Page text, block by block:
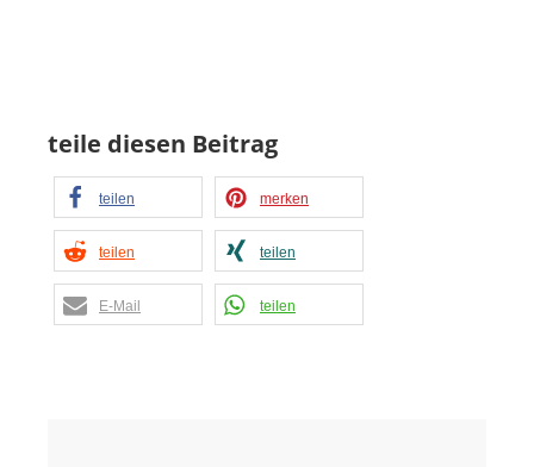
teile diesen Beitrag
teilen merken
teilen teilen
E-Mail teilen